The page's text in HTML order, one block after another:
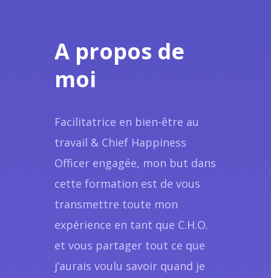
A propos de
moi
Facilitatrice en bien-être au
travail & Chief Happiness
Officer engagée, mon but dans
cette formation est de vous
transmettre toute mon
expérience en tant que C.H.O.
et vous partager tout ce que
j’aurais voulu savoir quand je